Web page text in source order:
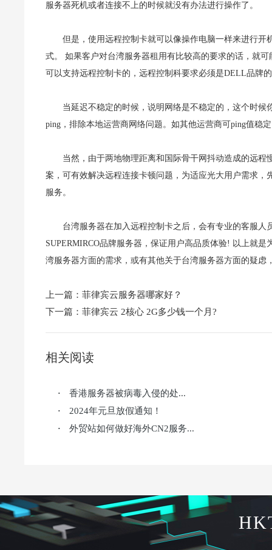
服务器死机或者连接不上的时候就没有办法进行操作了。
但是，使用远程控制卡就可以像操作电脑一样来进行
式。 如果客户对台湾服务器租用有比较高的要求的话，就
可以支持远程控制卡的，远程控制科要求必须是DELL品牌
当延迟不稳定的时候，说明网络是不稳定的，这个时
ping，排除本地运营商网络问题。如其他运营商可ping值稳
当然，由于两地物理距离和国际骨干网抖动造成的远
案，可有效解决远程连接卡顿问题，为适应光大用户需求
服务。
台湾服务器在加入远程控制卡之后，会有专业的客服
SUPERMIRCO品牌服务器，保证用户高品质体验! 以上就
湾服务器方面的需求，或有其他关于台湾服务器方面的疑虑
上一篇： 菲律宾云服务器哪家好？
下一篇： 菲律宾云 2核心 2G多少钱一个月?
相关阅读
· 香港服务器被病毒入侵的处...
· 2024年元旦放假通知！
· 外贸站如何做好海外CN2服务...